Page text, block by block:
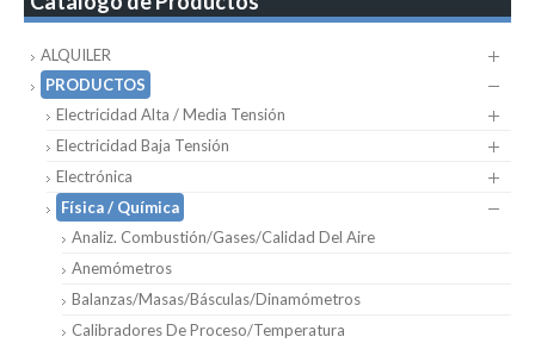
ALQUILER
PRODUCTOS
Electricidad Alta / Media Tensión
Electricidad Baja Tensión
Electrónica
Física / Química
Analiz. Combustión/Gases/Calidad Del Aire
Anemómetros
Balanzas/Masas/Básculas/Dinamómetros
Calibradores De Proceso/Temperatura